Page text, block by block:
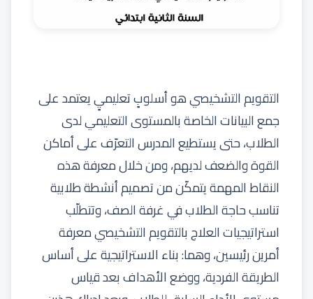
التقويم التشخيصي هو أسلوبٍ تعليميٍ يعتمد على
جمع البيانات الخاصة بالمستوى التعليمي لدى
الطلاب، حتى يستطيع المدرس التعرّف على أماكن
القوة والضعف لديهم، ومن خلال معرفة هذه
النقاط المهمة يتمكّن من تصميم أنشطة طلابية
تناسب حاجة الطلاب في غرفة الصف، وتتطلّب
استراتيجيات العلاج بالتقويم التشخيصي معرفة
أمرين رئيسين، وهما: بناء الاستراتيجية على أساس
الطريقة الفردية، ووضع الأهداف بعد قياس